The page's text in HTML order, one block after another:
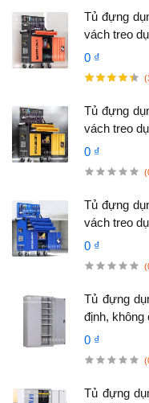
Tủ đựng
vách treo
0 ₫
Tủ đựng
vách treo
0 ₫
Tủ đựng
vách treo
0 ₫
Tủ đựng
định, không
0 ₫
Tủ đựng